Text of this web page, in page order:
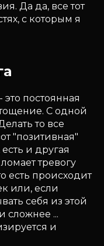
Да да, все тот
с которым я
постоянная
С одной
то все
"позитивная"
и другая
тревогу
есть происходит
или, если
себя из этой
сложнее ...
и